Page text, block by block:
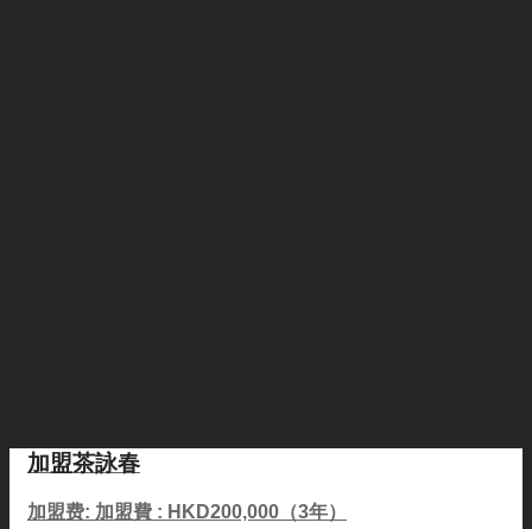
加盟茶詠春
加盟费: 加盟費 : HKD200,000（3年）